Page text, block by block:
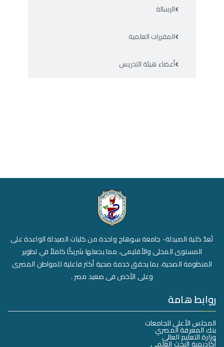
الرسالة
المقررات العلمية
أعضاء هيئة التدريس
تُعدّ كلية الصيدلة- جامعة سوهاج واحدة من كليات الصيدلة الواعدة على
المستوى المحلى والأقليمى، مما يجعلها شريكًا كاملاً في تطوير
المنظومة الصحية، بما يحقق خدمة صحية أكثر فاعلية للمواطن المصرى
وعلى الأخص فى صعيد مصر .
روابط هامة
المجلس الأعلى للجامعات
بنك المعرفة المصري
وزارة التعليم العالي
أكاديمية البحث العلمي